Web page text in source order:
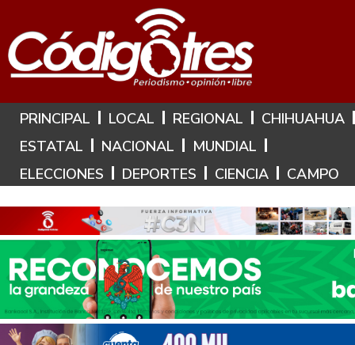
Hoy es: 8 de Agosto de 2026
PRINCIPAL LOCAL REGIONAL
CHIHUAHUA
ESTATAL
NACIONAL
MUNDIAL
ELECCIONES
DEPORTES CIENCIA CAMPO